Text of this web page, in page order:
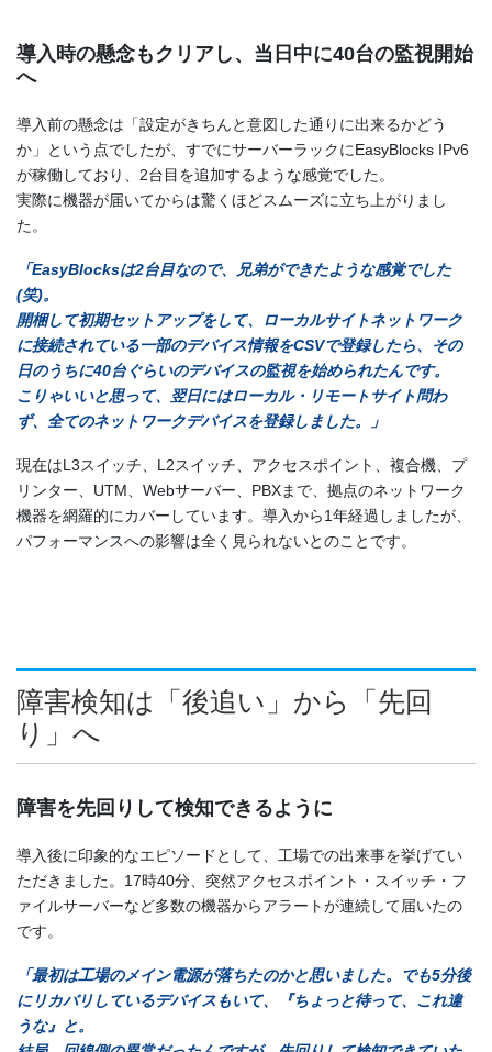
導入時の懸念もクリアし、当日中に40台の監視開始
へ
導入前の懸念は「設定がきちんと意図した通りに出来るかどう
か」という点でしたが、すでにサーバーラックにEasyBlocks IPv6
が稼働しており、2台目を追加するような感覚でした。
実際に機器が届いてからは驚くほどスムーズに立ち上がりまし
た。
「EasyBlocksは2台目なので、兄弟ができたような感覚でした
(笑)。
開梱して初期セットアップをして、ローカルサイトネットワーク
に接続されている一部のデバイス情報をCSVで登録したら、その
日のうちに40台ぐらいのデバイスの監視を始められたんです。
こりゃいいと思って、翌日にはローカル・リモートサイト問わ
ず、全てのネットワークデバイスを登録しました。」
現在はL3スイッチ、L2スイッチ、アクセスポイント、複合機、プ
リンター、UTM、Webサーバー、PBXまで、拠点のネットワーク
機器を網羅的にカバーしています。導入から1年経過しましたが、
パフォーマンスへの影響は全く見られないとのことです。
障害検知は「後追い」から「先回
り」へ
障害を先回りして検知できるように
導入後に印象的なエピソードとして、工場での出来事を挙げてい
ただきました。17時40分、突然アクセスポイント・スイッチ・フ
ァイルサーバーなど多数の機器からアラートが連続して届いたの
です。
「最初は工場のメイン電源が落ちたのかと思いました。でも5分後
にリカバリしているデバイスもいて、『ちょっと待って、これ違
うな』と。